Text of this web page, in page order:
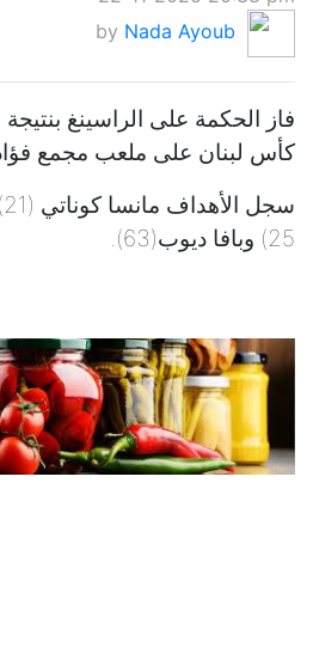
by Nada Ayoub
كأس لبنان على ملعب مجمع
25) وبافا ديوب(63).